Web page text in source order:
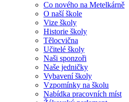
Co nového na Metelkárně
O naší škole
Vize školy
Historie školy
Tělocvična
Učitelé školy
Naši sponzoři
Naše jedničky
Vybavení školy
Vzpomínky na školu
Nabídka pracovních míst